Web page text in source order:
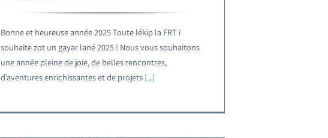
Bonne et heureuse année 2025 Toute lékip la FRT i
souhaite zot un gayar lané 2025 ! Nous vous souhaitons
une année pleine de joie, de belles rencontres,
d’aventures enrichissantes et de projets [...]